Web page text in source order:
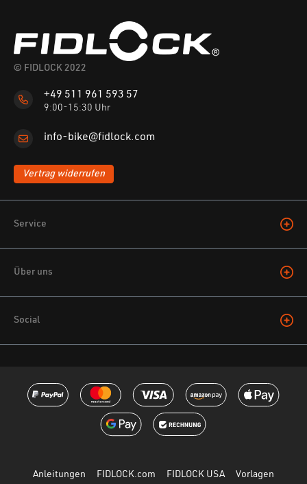
© FIDLOCK 2022
+49 511 961 593 57
9:00-15:30 Uhr
info-bike@fidlock.com
Vertrag widerrufen
Service
Über uns
Social
Anleitungen FIDLOCK.com FIDLOCK USA Vorlagen